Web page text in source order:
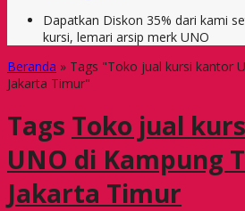
Dapatkan Diskon 35% dari kami
kursi, lemari arsip merk UNO
Beranda » Tags "Toko jual kursi kantor
Jakarta Timur"
Tags Toko jual
UNO di Kampung
Jakarta Timur